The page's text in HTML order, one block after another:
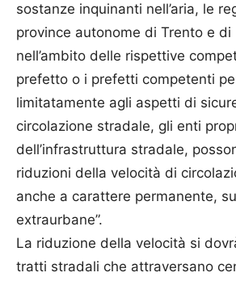
sostanze inquinanti nell’aria, le
province autonome di Trento e di
nell’ambito delle rispettive
prefetto o i prefetti competenti
limitatamente agli aspetti di
circolazione stradale, gli enti
dell’infrastruttura stradale,
riduzioni della velocità di
anche a carattere permanente,
extraurbane”.
La riduzione della velocità si
tratti stradali che attraversano